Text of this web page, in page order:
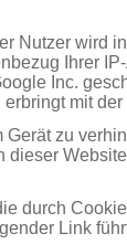
Nutzer wird
Ihrer
Inc.
mit
zu
durch
Link